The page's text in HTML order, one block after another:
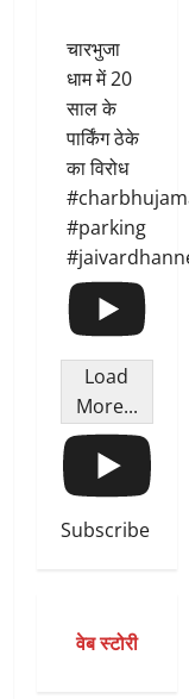
चारभुजा
धाम में 20
साल के
पार्किंग ठेके
का विरोध
#parking
Load
More...
Subscribe
वेब स्टोरी